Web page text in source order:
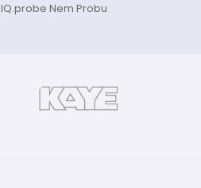
IQ.probe Nem Probu